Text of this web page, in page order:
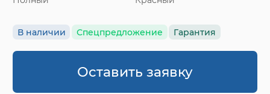
В наличии Спецпредложение Гарантия
Оставить заявку